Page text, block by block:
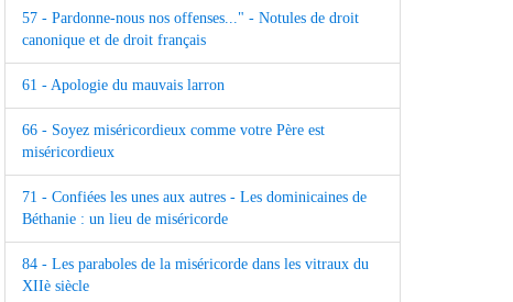
57 - Pardonne-nous nos offenses..." - Notules de droit
canonique et de droit français
61 - Apologie du mauvais larron
66 - Soyez miséricordieux comme votre Père est
miséricordieux
71 - Confiées les unes aux autres - Les dominicaines de
Béthanie : un lieu de miséricorde
84 - Les paraboles de la miséricorde dans les vitraux du
XIIè siècle